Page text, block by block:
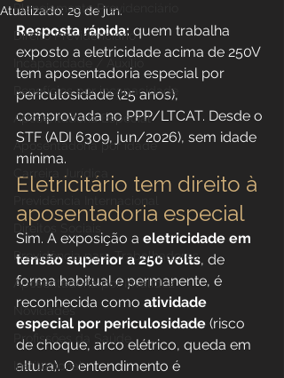
Planejamento Previdenciário
Direito Previdenciário
Incapacidade / Auxílio
Benefícios por incapacidade
Aposentadoria Especial
Aposentadoria por idade
Carreira Jurídica
Direitos Sociais
Previdência para Trabalhadores
Aposentadoria por Invalidez
Novidades
Profissões da Saúde
Institucional
Atualizado: 29 de jun.
Resposta rápida: quem trabalha
exposto a eletricidade acima de 250V
tem aposentadoria especial por
periculosidade (25 anos),
comprovada no PPP/LTCAT. Desde o
STF (ADI 6309, jun/2026), sem idade
mínima.
Eletricitário tem direito à
aposentadoria especial
Sim. A exposição a eletricidade em
tensão superior a 250 volts, de
forma habitual e permanente, é
reconhecida como atividade
especial por periculosidade (risco
de choque, arco elétrico, queda em
altura). O entendimento é